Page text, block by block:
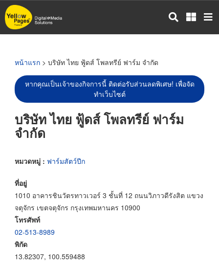
ข้าม
ไป
หน้าแรก > บริษัท ไทย ฟู้ดส์ โพลทรีย์ ฟาร์ม จำกัด
หากคุณเป็นเจ้าของกิจการนี้ ติดต่อรับส่วนลดพิเศษ! เพื่อจัด
ทำเว็บไซต์
บริษัท ไทย ฟู้ดส์ โพลทรีย์ ฟาร์ม
จำกัด
หมวดหมู่ : ฟาร์มสัตว์ปีก
ที่อยู่
1010 อาคารชินวัตรทาวเวอร์ 3 ชั้นที่ 12 ถนนวิภาวดีรังสิต แขวง
จตุจักร เขตจตุจักร กรุงเทพมหานคร 10900
โทรศัพท์
02-513-8989
พิกัด
13.82307, 100.559488